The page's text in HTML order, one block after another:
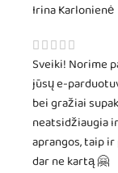
Irina Karlonienė
Sveiki! Norime
jūsų e-
bei gražiai
neatsidžiaugia
aprangos, taip
dar ne kartą 🤗